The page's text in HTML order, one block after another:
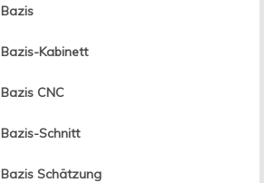
Bazis
Bazis-Kabinett
Bazis CNC
Bazis-Schnitt
Bazis Schätzung